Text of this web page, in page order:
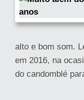
alto e bom som.
em 2016, na
do candomblé